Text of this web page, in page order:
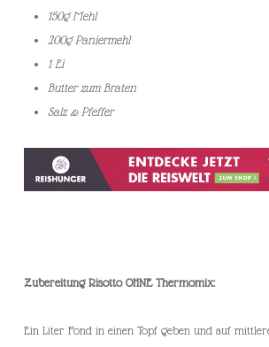
150g Mehl
200g Paniermehl
1 Ei
Butter zum Braten
Salz & Pfeffer
Zubereitung Risotto OHNE Thermomix:
Ein Liter Fond in einen Topf geben und auf